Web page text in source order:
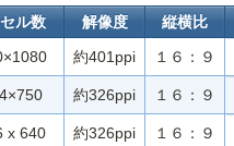
ル数 解像度 縦横比
約401ppi １６：９
約326ppi １６：９
x 640 約326ppi １６：９